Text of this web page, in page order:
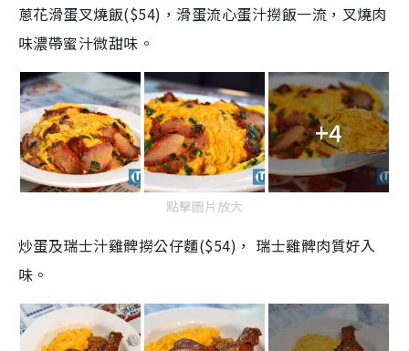
蔥花滑蛋叉燒飯($54)，滑蛋流心蛋汁撈飯一流，叉燒肉
味濃帶蜜汁微甜味。
+4
點擊圖片放大
炒蛋及瑞士汁雞髀撈公仔麵($54)， 瑞士雞髀肉質好入
味。